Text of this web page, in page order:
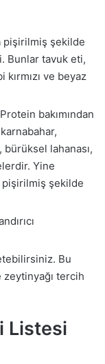
pişirilmiş şekilde
Bunlar tavuk eti,
ve beyaz
bakımından
lahanası,
Yine
pişirilmiş şekilde
Bu
tercih
Listesi